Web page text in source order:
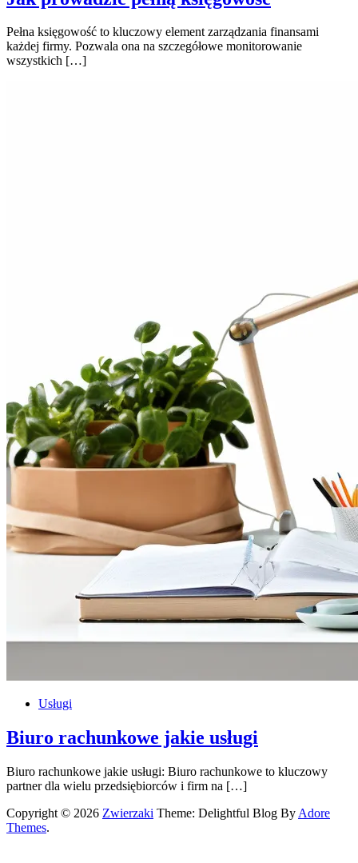
Pełna księgowość to kluczowy element zarządzania finansami
każdej firmy. Pozwala ona na szczegółowe monitorowanie
wszystkich […]
Usługi
Biuro rachunkowe jakie usługi
Biuro rachunkowe jakie usługi: Biuro rachunkowe to kluczowy
partner dla wielu przedsiębiorców i firm na […]
Copyright © 2026 Zwierzaki Theme: Delightful Blog By Adore
Themes.